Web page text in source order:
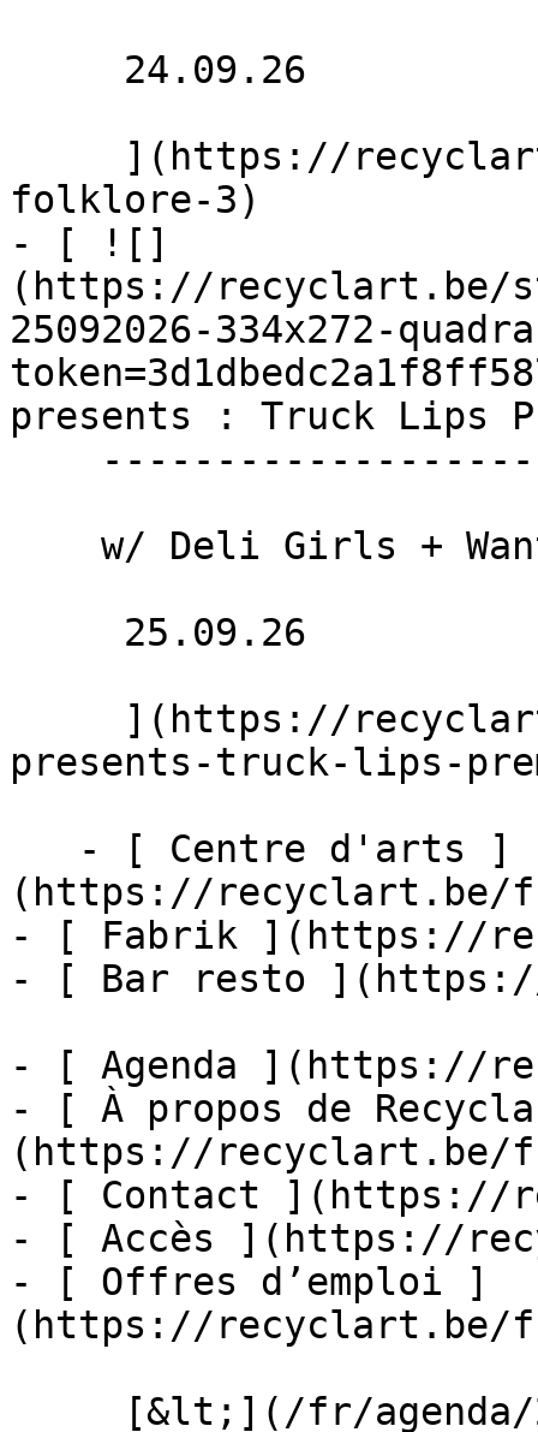
folklore-3)
- [ ![]
(https://recyclart.be/
25092026-334x272-
presents : Truck Lips
presents-truck-lips-
(https://recyclart.be/
- [ Fabrik ](https://
- [ Bar resto
- [ Agenda ](https://
- [ À propos de
(https://recyclart.be/
- [ Contact ](https://
- [ Accès ](https://
- [ Offres d’emploi ]
(https://recyclart.be/